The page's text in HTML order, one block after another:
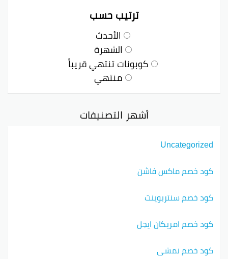
ترتيب حسب
الأحدث
الشهرة
كوبونات تنتهي قريباً
منتهي
أشهر التصنيفات
Uncategorized
كود خصم ماكس فاشن
كود خصم سنتربوينت
كود خصم امريكان ايجل
كود خصم نمشي